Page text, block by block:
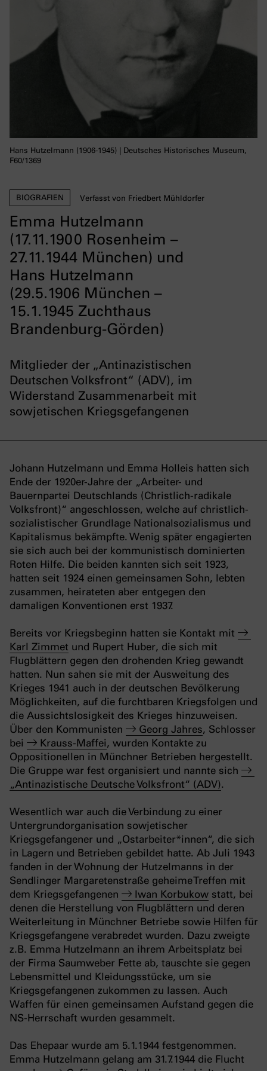
Emma Hutzelmann
(17.11.1900 Rosenheim –
27.11.1944 München) und
Hans Hutzelmann
(29.5.1906 München –
15.1.1945 Zuchthaus
Brandenburg-Görden)
BIOGRAFIEN Verfasst von Friedbert Mühldorfer
Mitglieder der „Antinazistischen
Deutschen Volksfront“ (ADV), im
Widerstand Zusammenarbeit mit
sowjetischen Kriegsgefangenen
Hans Hutzelmann (1906-1945) | Deutsches Historisches Museum,
F60/1369
Johann Hutzelmann und Emma Holleis hatten sich
Ende der 1920er-Jahre der „Arbeiter- und
Bauernpartei Deutschlands (Christlich-radikale
Volksfront)“ angeschlossen, welche auf christlich-
sozialistischer Grundlage Nationalsozialismus und
Kapitalismus bekämpfte. Wenig später engagierten
sie sich auch bei der kommunistisch dominierten
Roten Hilfe. Die beiden kannten sich seit 1923,
hatten seit 1924 einen gemeinsamen Sohn, lebten
zusammen, heirateten aber entgegen den
damaligen Konventionen erst 1937.
Bereits vor Kriegsbeginn hatten sie Kontakt mit
Karl Zimmet und Rupert Huber, die sich mit
Flugblättern gegen den drohenden Krieg gewandt
hatten. Nun sahen sie mit der Ausweitung des
Krieges 1941 auch in der deutschen Bevölkerung
Möglichkeiten, auf die furchtbaren Kriegsfolgen und
die Aussichtslosigkeit des Krieges hinzuweisen.
Über den Kommunisten
Georg Jahres, Schlosser
bei
Krauss-Maffei, wurden Kontakte zu
Oppositionellen in Münchner Betrieben hergestellt.
Die Gruppe war fest organisiert und nannte sich
„Antinazistische Deutsche Volksfront“ (ADV).
Wesentlich war auch die Verbindung zu einer
Untergrundorganisation sowjetischer
Kriegsgefangener und „Ostarbeiter*innen“, die sich
in Lagern und Betrieben gebildet hatte. Ab Juli 1943
fanden in der Wohnung der Hutzelmanns in der
Sendlinger Margaretenstraße geheime Treffen mit
dem Kriegsgefangenen
Iwan Korbukow statt, bei
denen die Herstellung von Flugblättern und deren
Weiterleitung in Münchner Betriebe sowie Hilfen für
Kriegsgefangene verabredet wurden. Dazu zweigte
z.B. Emma Hutzelmann an ihrem Arbeitsplatz bei
der Firma Saumweber Fette ab, tauschte sie gegen
Lebensmittel und Kleidungsstücke, um sie
Kriegsgefangenen zukommen zu lassen. Auch
Waffen für einen gemeinsamen Aufstand gegen die
NS-Herrschaft wurden gesammelt.
Das Ehepaar wurde am 5.1.1944 festgenommen.
Emma Hutzelmann gelang am 31.7.1944 die Flucht